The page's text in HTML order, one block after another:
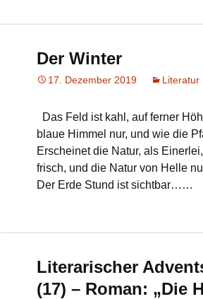
Der Winter
17. Dezember 2019 Literatur
Das Feld ist kahl, auf ferner
blaue Himmel nur, und wie die
Erscheinet die Natur, als
frisch, und die Natur von Helle
Der Erde Stund ist sichtbar……
Literarischer
(17) – Roman: „Die